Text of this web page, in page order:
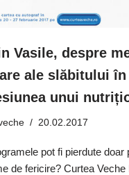
Vasile, despre
ale slăbitului în
unui
20.02.2017
pot fi pierdute doar
de fericire? Curtea Veche